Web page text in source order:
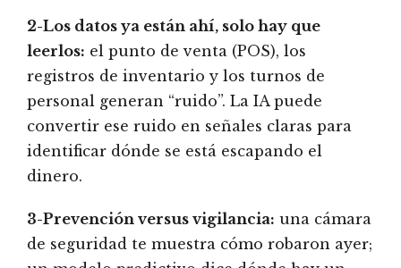
2-Los datos ya están ahí, solo hay que
leerlos: el punto de venta (POS), los
registros de inventario y los turnos de
personal generan “ruido”. La IA puede
convertir ese ruido en señales claras para
identificar dónde se está escapando el
dinero.
3-Prevención versus vigilancia: una cámara
de seguridad te muestra cómo robaron ayer;